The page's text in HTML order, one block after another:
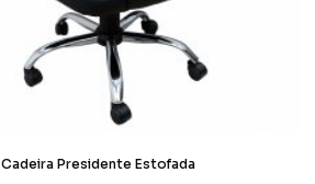
Cadeira Presidente Estofada